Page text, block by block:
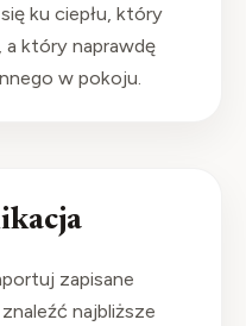
ku ciepłu, który
a który naprawdę
w pokoju.
zapisane
najbliższe